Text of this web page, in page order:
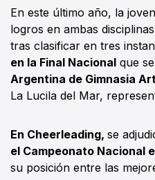
En este último año, la
logros en ambas
tras clasificar en tres
en la Final Nacional que
Argentina de Gimnasia
La Lucila del Mar,
En Cheerleading, se
el Campeonato Nacional
su posición entre las